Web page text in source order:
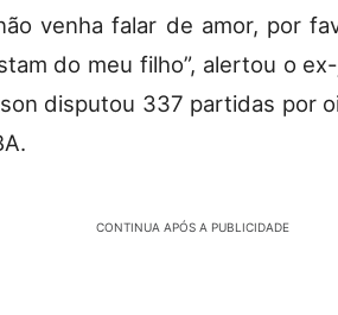
venha falar de amor, por
do meu filho”, alertou o
disputou 337 partidas por
CONTINUA APÓS A PUBLICIDADE